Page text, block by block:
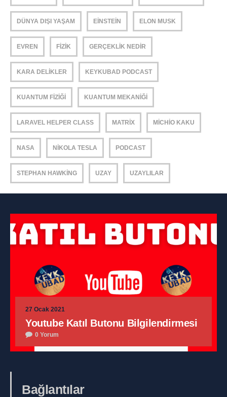
DÜNYA DIŞI YAŞAM EINSTEIN ELON MUSK
EVREN FIZIK GERÇEKLIK NEDIR
KARA DELIKLER KEYKUBAD PODCAST
KUANTUM FIZIĞI KUANTUM MEKANIĞI
LARAVEL HELPER CLASS MATRIX MICHIO KAKU
NASA NIKOLA TESLA PODCAST
STEPHAN HAWKING UZAY UZAYLILAR
27 Ocak 2021
Youtube Katıl Butonu Bilgilendirmesi
0 Yorum
Bağlantılar